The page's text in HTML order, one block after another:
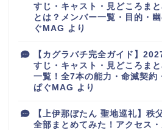
すじ・キャスト・見どころま
とは？メンバー一覧・目的・
ぐMAG より
【カグラバチ完全ガイド】
すじ・キャスト・見どころま
一覧！全7本の能力・命滅契約
ぱぐMAG より
【上伊那ぼたん 聖地巡礼】秩
全部まとめてみた！アクセス